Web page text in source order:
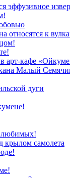
эффузивное
относятся к
арт-кафе
Малый
дуги
любимых!
крылом самолета